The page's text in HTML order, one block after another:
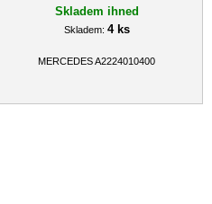
Skladem ihned
Skladem: 4 ks
MERCEDES A2224010400